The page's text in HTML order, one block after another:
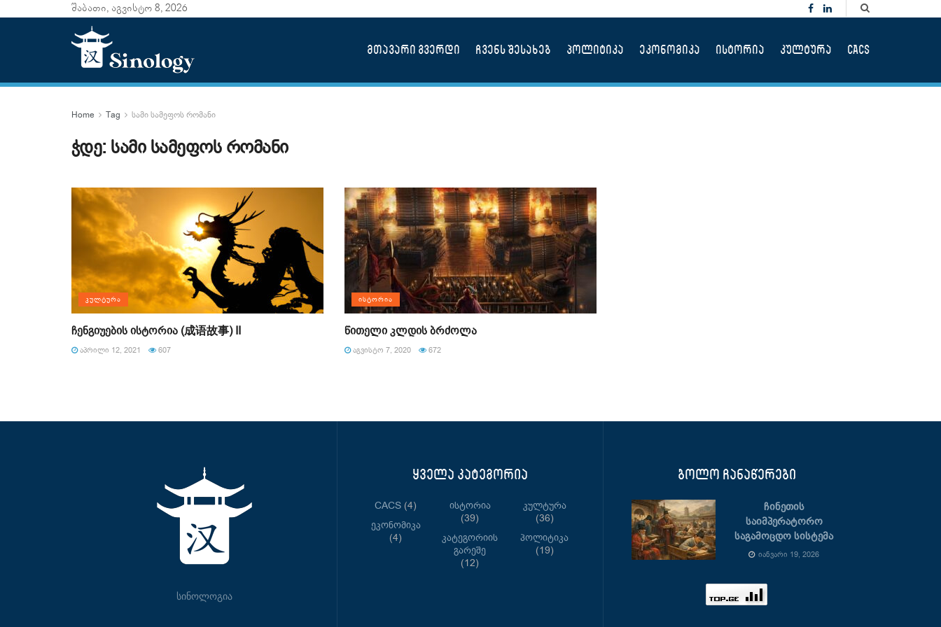
შაბათი, აგვისტო 8, 2026
მთავარი გვერდი ჩვენს შესახებ პოლიტიკა ეკონომიკა ისტორია კულტურა CACS
Home Tag სამი სამეფოს რომანი
ჭდე: სამი სამეფოს რომანი
ᲙᲣᲚᲢᲣᲠᲐ
ჩენგიუების ისტორია (成语故事) II
ᲐᲞᲠᲘᲚᲘ 12, 2021 607
ᲘᲡᲢᲝᲠᲘᲐ
წითელი კლდის ბრძოლა
ᲐᲒᲕᲘᲡᲢᲝ 7, 2020 672
სინოლოგია
ყველა კატეგორია
CACS (4)
Ეკონომიკა
(4)
Ისტორია
(39)
Კატეგორიის
Გარეშე
(12)
Კულტურა
(36)
Პოლიტიკა
(19)
ბოლო ჩანაწერები
ჩინეთის
საიმპერატორო
საგამოცდო სისტემა
ᲘᲐᲜᲕᲐᲠᲘ 19, 2026